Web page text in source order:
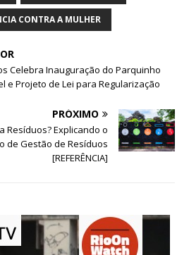
CONTRA A MULHER
Celebra Inauguração do Parquinho
e Projeto de Lei para Regularização
PRÓXIMO
Resíduos? Explicando o
de Gestão de Resíduos
[REFERÊNCIA]